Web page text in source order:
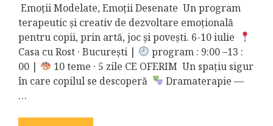
Emoții Modelate, Emoții Desenate Un program
terapeutic și creativ de dezvoltare emoțională
pentru copii, prin artă, joc și povești. 6-10 iulie
Casa cu Rost · București |
program : 9:00 –13 :
00 |
10 teme · 5 zile CE OFERIM Un spațiu sigur
în care copilul se descoperă
Dramaterapie —
…